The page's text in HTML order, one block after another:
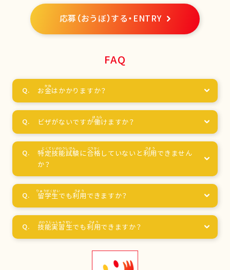
応募（おうぼ）する・ENTRY
FAQ
お金はかかりますか？
ビザがないですが働けますか？
特定技能試験に合格 していないと利用 できません
か？
留学生でも利用 できますか？
技能実習生でも利用できますか？